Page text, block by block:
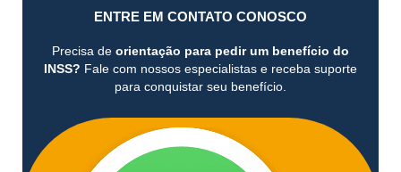
ENTRE EM CONTATO CONOSCO
Precisa de orientação para pedir um benefício do
INSS? Fale com nossos especialistas e receba suporte
para conquistar seu benefício.